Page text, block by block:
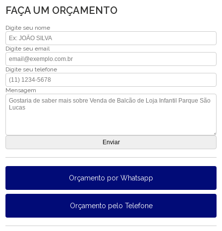
FAÇA UM ORÇAMENTO
Digite seu nome
Digite seu email
Digite seu telefone
Mensagem
Orçamento por Whatsapp
Orçamento pelo Telefone